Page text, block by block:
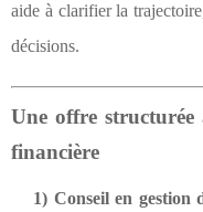
aide à clarifier la
décisions.
Une offre
financière
1) Conseil en gestion